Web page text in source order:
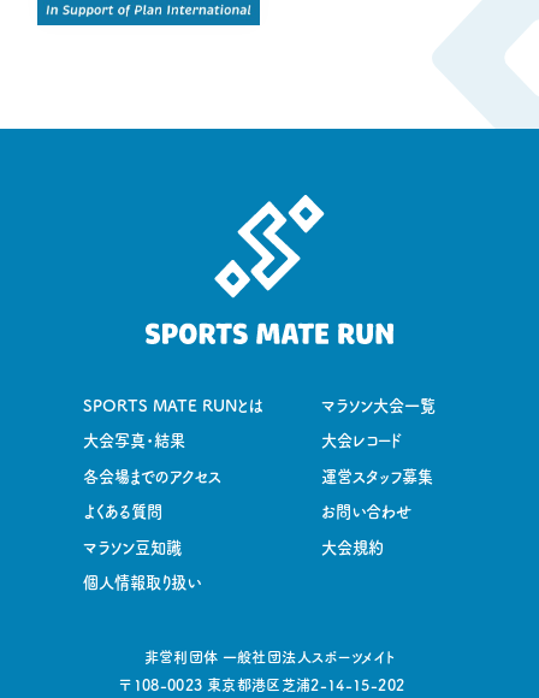
SPORTS MATE RUNとは マラソン大会一覧
大会写真・結果 大会レコード
各会場までのアクセス 運営スタッフ募集
よくある質問 お問い合わせ
マラソン豆知識 大会規約
個人情報取り扱い
非営利団体 一般社団法人スポーツメイト
〒108-0023 東京都港区芝浦2-14-15-202